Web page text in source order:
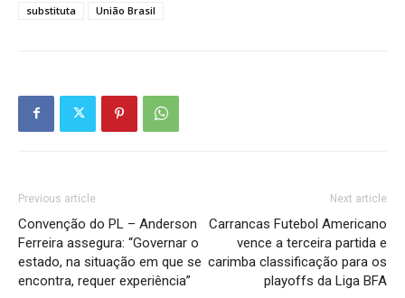
substituta
União Brasil
Previous article
Convenção do PL – Anderson
Ferreira assegura: “Governar o
estado, na situação em que se
encontra, requer experiência”
Next article
Carrancas Futebol Americano
vence a terceira partida e
carimba classificação para os
playoffs da Liga BFA